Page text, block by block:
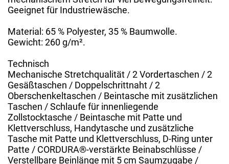
Geeignet für Industriewäsche.
Material: 65 % Polyester, 35 % Baumwolle.
Gewicht: 260 g/m².
Technisch
Mechanische Stretchqualität / 2 Vordertaschen / 2
Gesäßtaschen / Doppelschrittnaht / 2
Oberschenkeltaschen / Beintasche mit zusätzlichen
Taschen / Schlaufe für innenliegende
Zollstocktasche / Beintasche mit Patte und
Klettverschluss, Handytasche und zusätzliche
Tasche mit Patte und Klettverschluss, D-Ring unter
Patte / CORDURA®-verstärkte Beinabschlüsse /
Verstellbare Beinlänge mit 5 cm Saumzugabe /